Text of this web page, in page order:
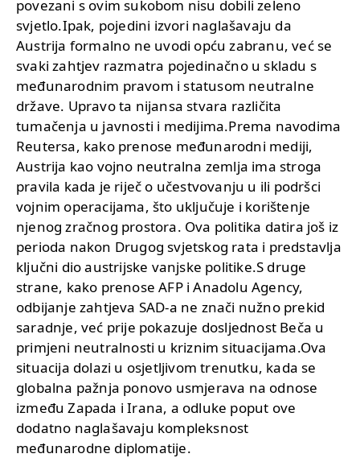
povezani s ovim sukobom nisu dobili zeleno
svjetlo.Ipak, pojedini izvori naglašavaju da
Austrija formalno ne uvodi opću zabranu, već se
svaki zahtjev razmatra pojedinačno u skladu s
međunarodnim pravom i statusom neutralne
države. Upravo ta nijansa stvara različita
tumačenja u javnosti i medijima.Prema navodima
Reutersa, kako prenose međunarodni mediji,
Austrija kao vojno neutralna zemlja ima stroga
pravila kada je riječ o učestvovanju u ili podršci
vojnim operacijama, što uključuje i korištenje
njenog zračnog prostora. Ova politika datira još iz
perioda nakon Drugog svjetskog rata i predstavlja
ključni dio austrijske vanjske politike.S druge
strane, kako prenose AFP i Anadolu Agency,
odbijanje zahtjeva SAD-a ne znači nužno prekid
saradnje, već prije pokazuje dosljednost Beča u
primjeni neutralnosti u kriznim situacijama.Ova
situacija dolazi u osjetljivom trenutku, kada se
globalna pažnja ponovo usmjerava na odnose
između Zapada i Irana, a odluke poput ove
dodatno naglašavaju kompleksnost
međunarodne diplomatije.